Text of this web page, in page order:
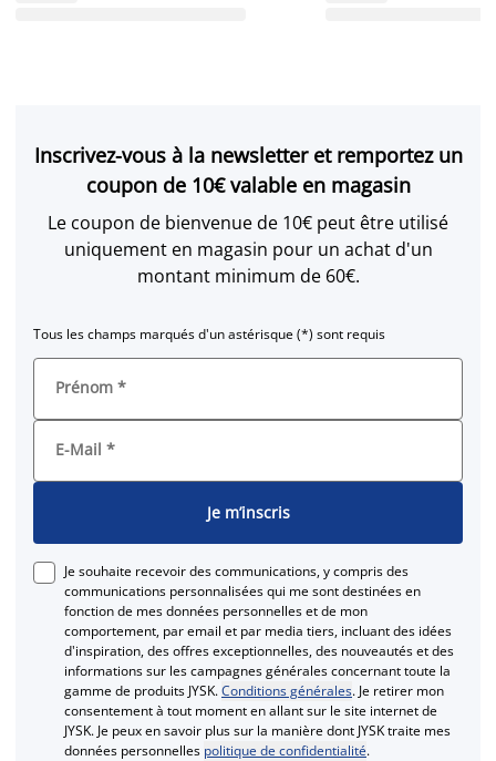
Inscrivez-vous à la newsletter et remportez un
coupon de 10€ valable en magasin
Le coupon de bienvenue de 10€ peut être utilisé
uniquement en magasin pour un achat d'un
montant minimum de 60€.
Tous les champs marqués d'un astérisque (*) sont requis
Prénom *
E-Mail *
Je m’inscris
Je souhaite recevoir des communications, y compris des
communications personnalisées qui me sont destinées en
fonction de mes données personnelles et de mon
comportement, par email et par media tiers, incluant des idées
d'inspiration, des offres exceptionnelles, des nouveautés et des
informations sur les campagnes générales concernant toute la
gamme de produits JYSK.Conditions générales. Je retirer mon
consentement à tout moment en allant sur le site internet de
JYSK. Je peux en savoir plus sur la manière dont JYSK traite mes
données personnelles politique de confidentialité.